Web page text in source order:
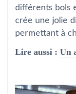
différents bols
crée une jolie
permettant à
Lire aussi : Un